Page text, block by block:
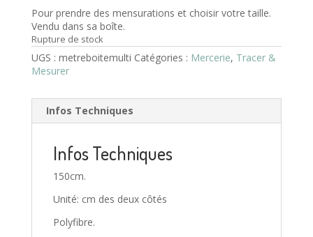
Pour prendre des mensurations et choisir votre taille.
Vendu dans sa boîte.
Rupture de stock
UGS : metreboitemulti Catégories : Mercerie, Tracer &
Mesurer
Infos Techniques
Infos Techniques
150cm.
Unité: cm des deux côtés
Polyfibre.